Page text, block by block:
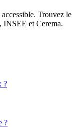
Trouvez le
INSEE et Cerema.
?
?